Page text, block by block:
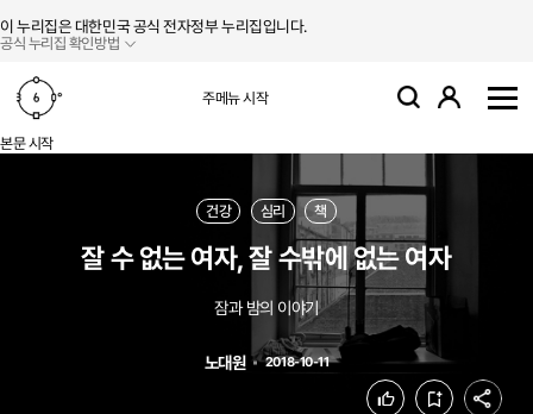
이 누리집은 대한민국 공식 전자정부 누리집입니다.
공식 누리집 확인방법
주메뉴 시작 검색 로그인
본문 시작
건강 심리 책
잘 수 없는 여자, 잘 수밖에 없는 여자
잠과 밤의 이야기
노대원 2018-10-11
좋아요 북마크